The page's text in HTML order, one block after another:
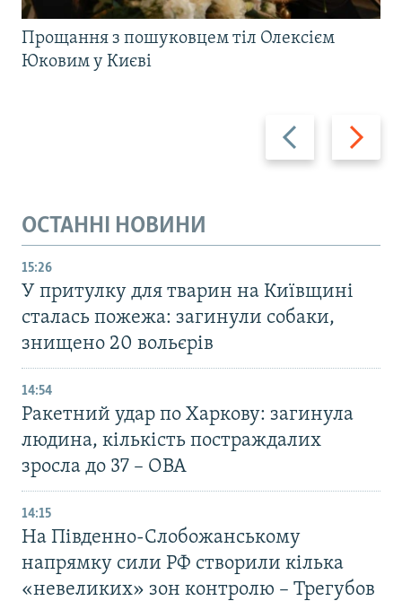
Назад Вперед
Прощання з пошуковцем тіл Олексієм
Юковим у Києві
ОСТАННІ НОВИНИ
15:26
У притулку для тварин на Київщині
сталась пожежа: загинули собаки,
знищено 20 вольєрів
14:54
Ракетний удар по Харкову: загинула
людина, кількість постраждалих
зросла до 37 – ОВА
14:15
На Південно-Слобожанському
напрямку сили РФ створили кілька
«невеликих» зон контролю – Трегубов